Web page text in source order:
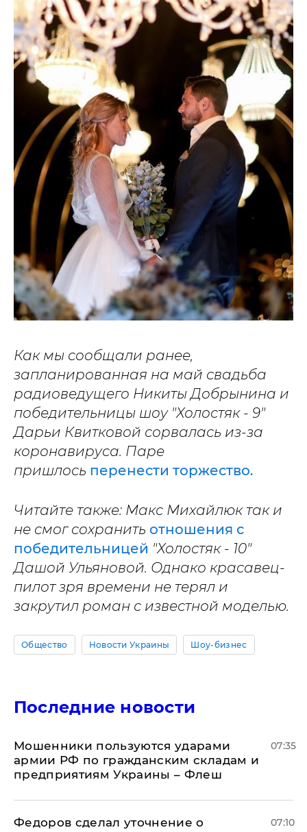
Как мы сообщали ранее,
запланированная на май свадьба
радиоведущего Никиты Добрынина и
победительницы шоу "Холостяк - 9"
Дарьи Квитковой сорвалась из-за
коронавируса. Паре
пришлось перенести торжество.
Читайте также: Макс Михайлюк так и
не смог сохранить отношения с
победительницей "Холостяк - 10"
Дашой Ульяновой. Однако красавец-
пилот зря времени не терял и
закрутил роман с известной моделью.
Общество Новости Украины Шоу-бизнес
Последние новости
Мошенники пользуются ударами
армии РФ по гражданским складам и
предприятиям Украины – Флеш
07:35
Федоров сделал уточнение о
07:10